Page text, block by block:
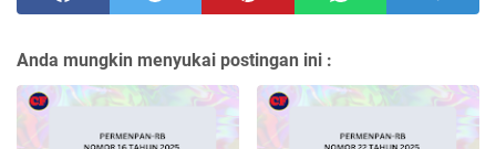
Anda mungkin menyukai postingan ini :